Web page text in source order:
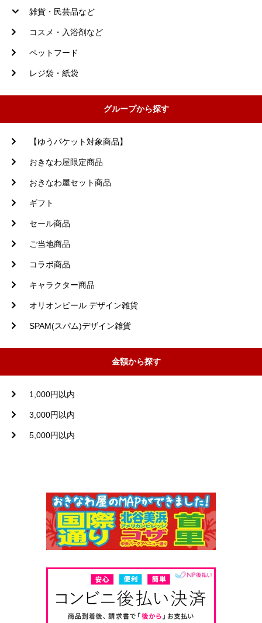
雑貨・民芸品など
コスメ・入浴剤など
ペットフード
レジ袋・紙袋
グループから探す
【ゆうパケット対象商品】
おきなわ屋限定商品
おきなわ屋セット商品
ギフト
セール商品
ご当地商品
コラボ商品
キャラクター商品
オリオンビール デザイン雑貨
SPAM(スパム)デザイン雑貨
金額から探す
1,000円以内
3,000円以内
5,000円以内